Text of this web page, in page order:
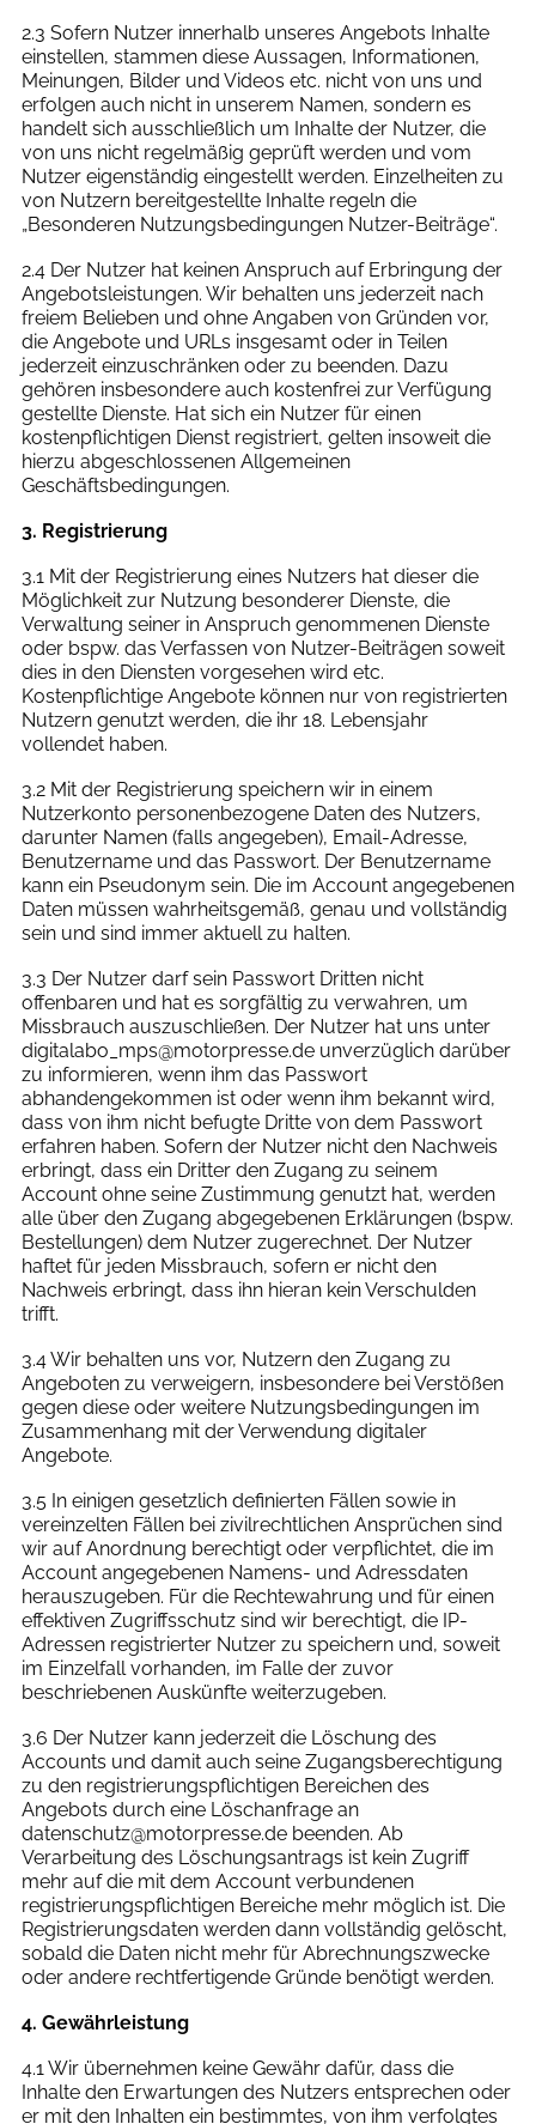
2.3 Sofern Nutzer innerhalb unseres Angebots Inhalte
einstellen, stammen diese Aussagen, Informationen,
Meinungen, Bilder und Videos etc. nicht von uns und
erfolgen auch nicht in unserem Namen, sondern es
handelt sich ausschließlich um Inhalte der Nutzer, die
von uns nicht regelmäßig geprüft werden und vom
Nutzer eigenständig eingestellt werden. Einzelheiten zu
von Nutzern bereitgestellte Inhalte regeln die
„Besonderen Nutzungsbedingungen Nutzer-Beiträge“.
2.4 Der Nutzer hat keinen Anspruch auf Erbringung der
Angebotsleistungen. Wir behalten uns jederzeit nach
freiem Belieben und ohne Angaben von Gründen vor,
die Angebote und URLs insgesamt oder in Teilen
jederzeit einzuschränken oder zu beenden. Dazu
gehören insbesondere auch kostenfrei zur Verfügung
gestellte Dienste. Hat sich ein Nutzer für einen
kostenpflichtigen Dienst registriert, gelten insoweit die
hierzu abgeschlossenen Allgemeinen
Geschäftsbedingungen.
3. Registrierung
3.1 Mit der Registrierung eines Nutzers hat dieser die
Möglichkeit zur Nutzung besonderer Dienste, die
Verwaltung seiner in Anspruch genommenen Dienste
oder bspw. das Verfassen von Nutzer-Beiträgen soweit
dies in den Diensten vorgesehen wird etc.
Kostenpflichtige Angebote können nur von registrierten
Nutzern genutzt werden, die ihr 18. Lebensjahr
vollendet haben.
3.2 Mit der Registrierung speichern wir in einem
Nutzerkonto personenbezogene Daten des Nutzers,
darunter Namen (falls angegeben), Email-Adresse,
Benutzername und das Passwort. Der Benutzername
kann ein Pseudonym sein. Die im Account angegebenen
Daten müssen wahrheitsgemäß, genau und vollständig
sein und sind immer aktuell zu halten.
3.3 Der Nutzer darf sein Passwort Dritten nicht
offenbaren und hat es sorgfältig zu verwahren, um
Missbrauch auszuschließen. Der Nutzer hat uns unter
digitalabo_mps@motorpresse.de unverzüglich darüber
zu informieren, wenn ihm das Passwort
abhandengekommen ist oder wenn ihm bekannt wird,
dass von ihm nicht befugte Dritte von dem Passwort
erfahren haben. Sofern der Nutzer nicht den Nachweis
erbringt, dass ein Dritter den Zugang zu seinem
Account ohne seine Zustimmung genutzt hat, werden
alle über den Zugang abgegebenen Erklärungen (bspw.
Bestellungen) dem Nutzer zugerechnet. Der Nutzer
haftet für jeden Missbrauch, sofern er nicht den
Nachweis erbringt, dass ihn hieran kein Verschulden
trifft.
3.4 Wir behalten uns vor, Nutzern den Zugang zu
Angeboten zu verweigern, insbesondere bei Verstößen
gegen diese oder weitere Nutzungsbedingungen im
Zusammenhang mit der Verwendung digitaler
Angebote.
3.5 In einigen gesetzlich definierten Fällen sowie in
vereinzelten Fällen bei zivilrechtlichen Ansprüchen sind
wir auf Anordnung berechtigt oder verpflichtet, die im
Account angegebenen Namens- und Adressdaten
herauszugeben. Für die Rechtewahrung und für einen
effektiven Zugriffsschutz sind wir berechtigt, die IP-
Adressen registrierter Nutzer zu speichern und, soweit
im Einzelfall vorhanden, im Falle der zuvor
beschriebenen Auskünfte weiterzugeben.
3.6 Der Nutzer kann jederzeit die Löschung des
Accounts und damit auch seine Zugangsberechtigung
zu den registrierungspflichtigen Bereichen des
Angebots durch eine Löschanfrage an
datenschutz@motorpresse.de beenden. Ab
Verarbeitung des Löschungsantrags ist kein Zugriff
mehr auf die mit dem Account verbundenen
registrierungspflichtigen Bereiche mehr möglich ist. Die
Registrierungsdaten werden dann vollständig gelöscht,
sobald die Daten nicht mehr für Abrechnungszwecke
oder andere rechtfertigende Gründe benötigt werden.
4. Gewährleistung
4.1 Wir übernehmen keine Gewähr dafür, dass die
Inhalte den Erwartungen des Nutzers entsprechen oder
er mit den Inhalten ein bestimmtes, von ihm verfolgtes